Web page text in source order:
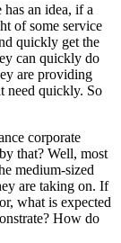
an idea, if a
of some service
quickly get the
can quickly do
are providing
need quickly. So
corporate
that? Well, most
medium-sized
are taking on. If
what is expected
How do